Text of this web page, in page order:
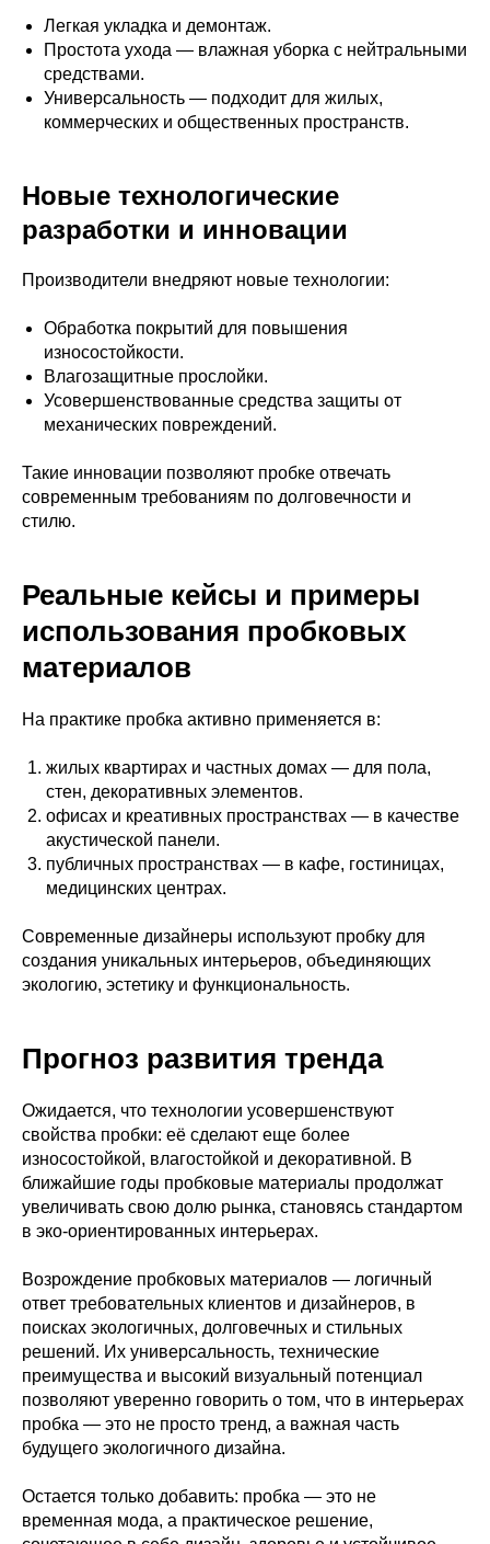
Легкая укладка и демонтаж.
Простота ухода — влажная уборка с нейтральными
средствами.
Универсальность — подходит для жилых,
коммерческих и общественных пространств.
Новые технологические
разработки и инновации
Производители внедряют новые технологии:
Обработка покрытий для повышения
износостойкости.
Влагозащитные прослойки.
Усовершенствованные средства защиты от
механических повреждений.
Такие инновации позволяют пробке отвечать
современным требованиям по долговечности и
стилю.
Реальные кейсы и примеры
использования пробковых
материалов
На практике пробка активно применяется в:
жилых квартирах и частных домах — для пола,
стен, декоративных элементов.
офисах и креативных пространствах — в качестве
акустической панели.
публичных пространствах — в кафе, гостиницах,
медицинских центрах.
Современные дизайнеры используют пробку для
создания уникальных интерьеров, объединяющих
экологию, эстетику и функциональность.
Прогноз развития тренда
Ожидается, что технологии усовершенствуют
свойства пробки: её сделают еще более
износостойкой, влагостойкой и декоративной. В
ближайшие годы пробковые материалы продолжат
увеличивать свою долю рынка, становясь стандартом
в эко-ориентированных интерьерах.
Возрождение пробковых материалов — логичный
ответ требовательных клиентов и дизайнеров, в
поисках экологичных, долговечных и стильных
решений. Их универсальность, технические
преимущества и высокий визуальный потенциал
позволяют уверенно говорить о том, что в интерьерах
пробка — это не просто тренд, а важная часть
будущего экологичного дизайна.
Остается только добавить: пробка — это не
временная мода, а практическое решение,